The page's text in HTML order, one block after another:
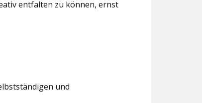
entfalten zu können, ernst
und